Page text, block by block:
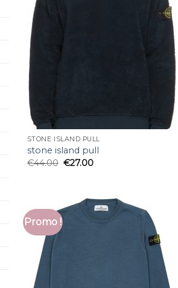
STONE ISLAND PULL
stone island pull
€44.00 €27.00
Promo !